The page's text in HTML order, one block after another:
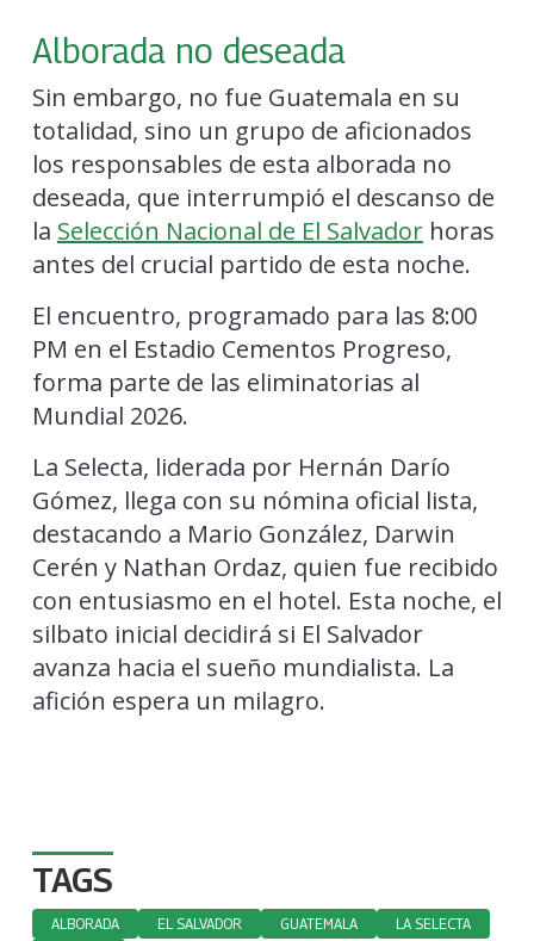
Alborada no deseada
Sin embargo, no fue Guatemala en su
totalidad, sino un grupo de aficionados
los responsables de esta alborada no
deseada, que interrumpió el descanso de
la Selección Nacional de El Salvadorhoras
antes del crucial partido de esta noche.
El encuentro, programado para las 8:00
PM en el Estadio Cementos Progreso,
forma parte de las eliminatorias al
Mundial 2026.
La Selecta, liderada por Hernán Darío
Gómez, llega con su nómina oficial lista,
destacando a Mario González, Darwin
Cerén y Nathan Ordaz, quien fue recibido
con entusiasmo en el hotel. Esta noche, el
silbato inicial decidirá si El Salvador
avanza hacia el sueño mundialista. La
afición espera un milagro.
TAGS
ALBORADA EL SALVADOR GUATEMALA LA SELECTA